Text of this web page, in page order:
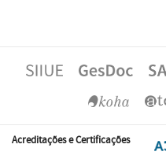
Acreditações e Certificações